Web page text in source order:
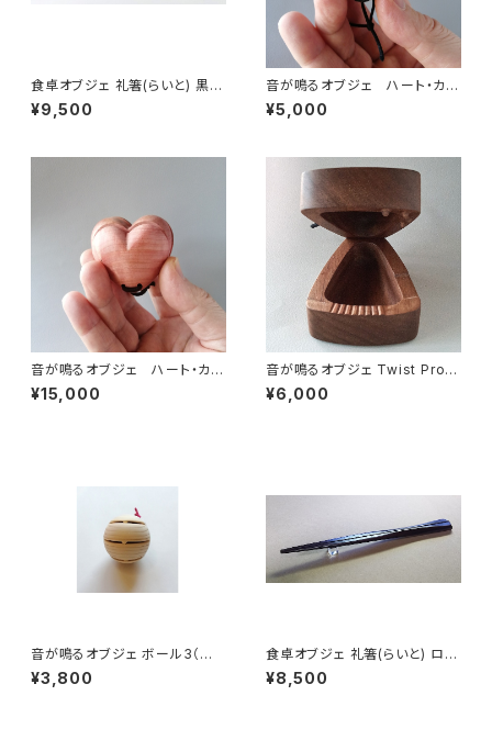
食卓オブジェ 礼箸(らいと) 黒檀
のお箸 Bold
¥9,500
音が鳴るオブジェ ハート・カス
タネット mini サーモンピンク
¥5,000
音が鳴るオブジェ ハート・カス
タネット ピンク（受注製作）
¥15,000
音が鳴るオブジェ Twist Pro-s
（ツイスト プロ-s）音の高さが変
わるカスタネット
¥6,000
音が鳴るオブジェ ボール3（和
音カスタネット）単品
¥3,800
食卓オブジェ 礼箸(らいと) ロー
ズウッドのお箸 Bold
¥8,500